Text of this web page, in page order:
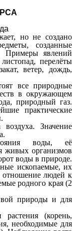
но не создано
созданные
Примеры явлений
перелёты
ветер, дождь,
все природные
в окружающем
природный газ.
практические
Значение
воды, её
живых организмов
воды в природе.
ископаемые, их
отношение людей к
родного края (2
природы и для
растения (корень,
необходимые для